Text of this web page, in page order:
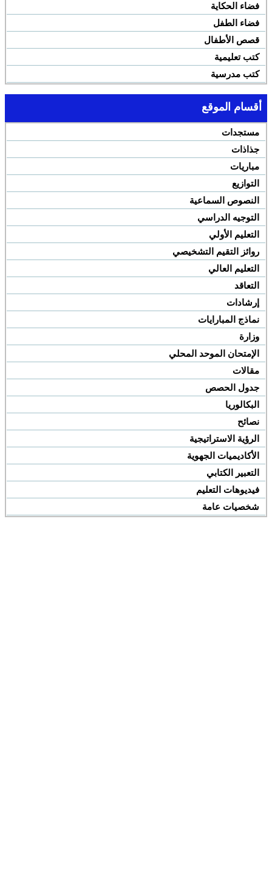
فضاء الحكاية
فضاء الطفل
قصص الأطفال
كتب تعليمية
كتب مدرسية
أقسام الموقع
مستجدات
جذاذات
مباريات
التوازيع
النصوص السماعية
التوجيه الدراسي
التعليم الأولي
روائز التقيم التشخيصي
التعليم العالي
التعاقد
إرشادات
نماذج المبارايات
وزارة
الإمتحان الموحد المحلي
مقالات
جدول الحصص
البكالوريا
نصائح
الرؤية الاستراتيجية
الأكاديميات الجهوية
التعبير الكتابي
فيديوهات التعليم
شخصيات عامة